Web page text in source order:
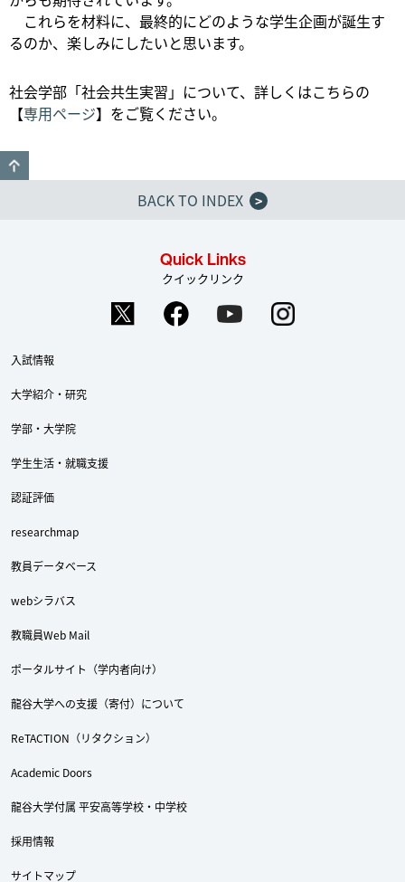
これらを材料に、最終的にどのような学生企画が誕生す
るのか、楽しみにしたいと思います。
社会学部「社会共生実習」について、詳しくはこちらの
【専用ページ】をご覧ください。
BACK TO INDEX
>
Quick Links
クイックリンク
入試情報
大学紹介・研究
学部・大学院
学生生活・就職支援
認証評価
researchmap
教員データベース
webシラバス
教職員Web Mail
ポータルサイト（学内者向け）
龍谷大学への支援（寄付）について
ReTACTION（リタクション）
Academic Doors
龍谷大学付属 平安高等学校・中学校
採用情報
サイトマップ